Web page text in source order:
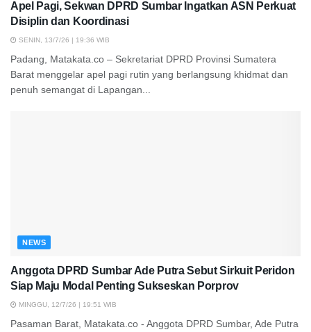
Apel Pagi, Sekwan DPRD Sumbar Ingatkan ASN Perkuat
Disiplin dan Koordinasi
SENIN, 13/7/26 | 19:36 WIB
Padang, Matakata.co – Sekretariat DPRD Provinsi Sumatera
Barat menggelar apel pagi rutin yang berlangsung khidmat dan
penuh semangat di Lapangan...
NEWS
Anggota DPRD Sumbar Ade Putra Sebut Sirkuit Peridon
Siap Maju Modal Penting Sukseskan Porprov
MINGGU, 12/7/26 | 19:51 WIB
Pasaman Barat, Matakata.co - Anggota DPRD Sumbar, Ade Putra